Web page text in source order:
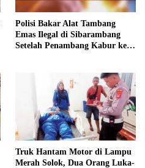
Polisi Bakar Alat Tambang
Emas Ilegal di Sibarambang
Setelah Penambang Kabur ke
Truk Hantam Motor di Lampu
Merah Solok, Dua Orang Luka-